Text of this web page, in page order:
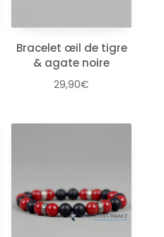
Bracelet œil de tigre
& agate noire
29,90€